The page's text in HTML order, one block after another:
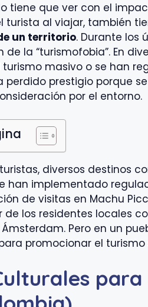
tiene que ver con el
al viajar, también
un territorio. Durante los
la “turismofobia”. En
masivo o se han
perdido prestigio porque
por el entorno.
diversos destinos
han implementado
de visitas en Machu
los residentes locales
Pero en un
promocionar el turismo